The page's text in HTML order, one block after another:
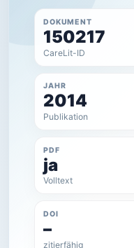
DOKUMENT
150217
CareLit-ID
JAHR
2014
Publikation
PDF
ja
Volltext
DOI
–
zitierfähig